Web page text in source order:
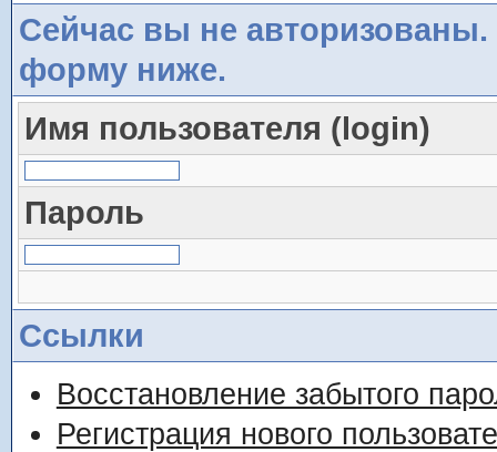
Сейчас вы не авторизованы.
форму ниже.
Имя пользователя (login)
Пароль
Ссылки
Восстановление забытого
Регистрация нового